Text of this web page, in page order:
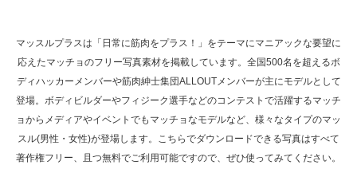
た（6/8放送）
マッスルプラスは「日常に筋肉をプラス！」をテーマにマニアックな要望に
応えたマッチョのフリー写真素材を掲載しています。全国500名を超えるボ
ディハッカーメンバーや筋肉紳士集団ALLOUTメンバーが主にモデルとして
登場。ボディビルダーやフィジーク選手などのコンテストで活躍するマッチ
ョからメディアやイベントでもマッチョなモデルなど、様々なタイプのマッ
スル(男性・女性)が登場します。こちらでダウンロードできる写真はすべて
著作権フリー、且つ無料でご利用可能ですので、ぜひ使ってみてください。